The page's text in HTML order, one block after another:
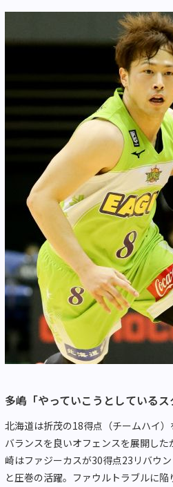
多嶋「やっていこうとしているス
北海道は折茂の18得点（チームハイ）
バランスを良いオフェンスを展開し
崎はファジーカスが30得点23リバウ
と圧巻の活躍。ファウルトラブルに